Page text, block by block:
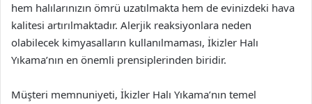
hem halılarınızın ömrü uzatılmakta hem de evinizdeki hava
kalitesi artırılmaktadır. Alerjik reaksiyonlara neden
olabilecek kimyasalların kullanılmaması, İkizler Halı
Yıkama’nın en önemli prensiplerinden biridir.
Müşteri memnuniyeti, İkizler Halı Yıkama’nın temel